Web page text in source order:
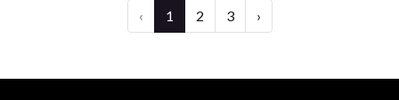
‹ 1 2 3 ›